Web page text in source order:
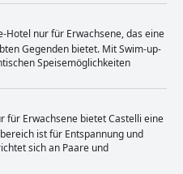
Hotel nur für Erwachsene, das eine
Gegenden bietet. Mit Swim-up-
Speisemöglichkeiten
für Erwachsene bietet Castelli eine
ist für Entspannung und
sich an Paare und